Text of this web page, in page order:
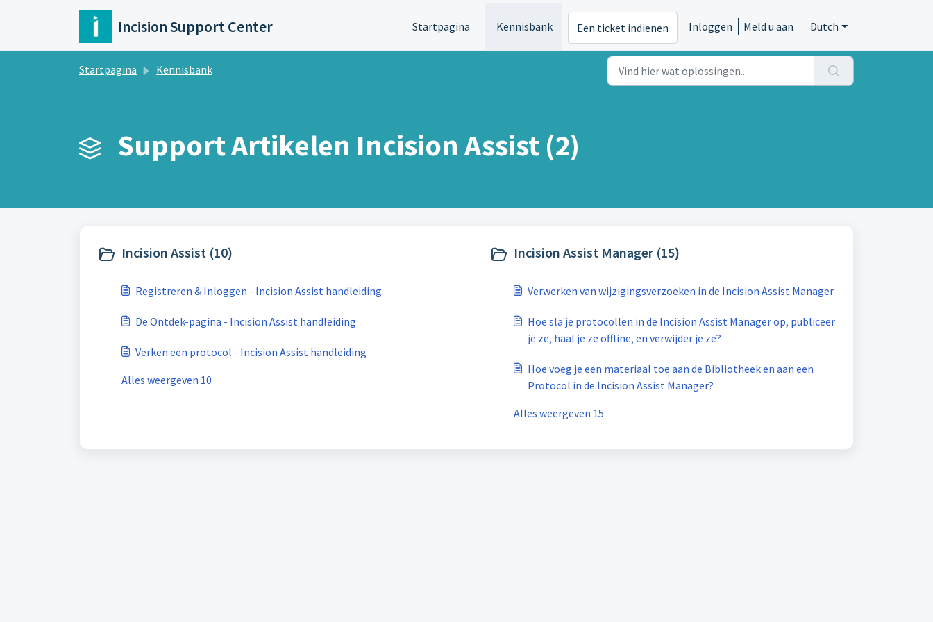
Doorgaan naar hoofdinhoud
Incision Support Center Startpagina Kennisbank Een ticket indienen Inloggen Meld u aan Dutch
Startpagina Kennisbank
Support Artikelen Incision Assist (2)
Incision Assist (10)
Registreren & Inloggen - Incision Assist handleiding
De Ontdek-pagina - Incision Assist handleiding
Verken een protocol - Incision Assist handleiding
Alles weergeven 10
Incision Assist Manager (15)
Verwerken van wijzigingsverzoeken in de Incision Assist Manager
Hoe sla je protocollen in de Incision Assist Manager op, publiceer
je ze, haal je ze offline, en verwijder je ze?
Hoe voeg je een materiaal toe aan de Bibliotheek en aan een
Protocol in de Incision Assist Manager?
Alles weergeven 15